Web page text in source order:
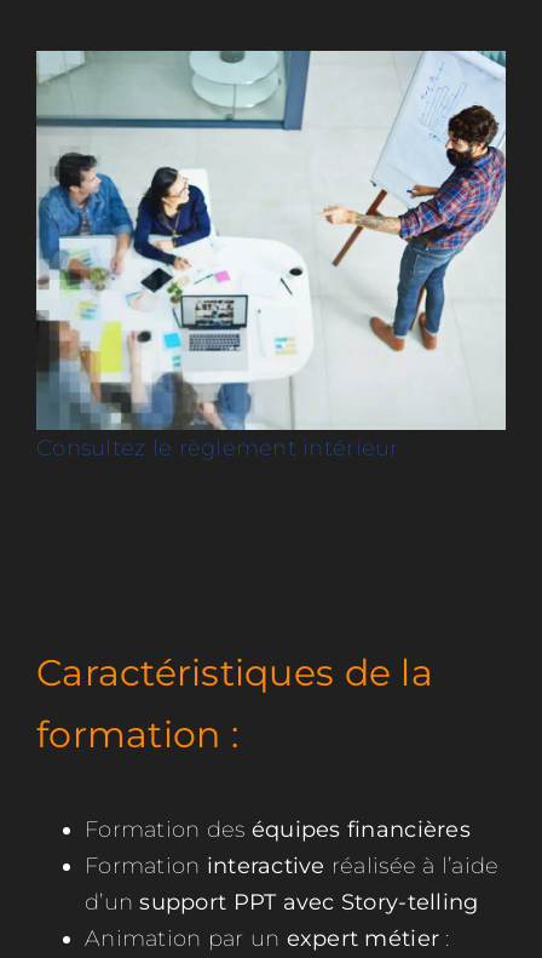
Consultez le règlement intérieur
Caractéristiques de la
formation :
Formation des équipes financières
Formation interactive réalisée à l’aide
d’unsupport PPT avec Story-telling
Animation par un expert métier :